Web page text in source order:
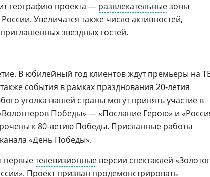
географию проекта — развлекательныезоны
Увеличатся также число активностей,
звездных гостей.
В юбилейный год клиентов ждут премьеры на
события в рамках празднования 20-летия
уголка нашей страны могут принять участие в
Победы» — «Послание Герою» и
к 80-летию Победы. Присланные работы
«День Победы».
первыетелевизионные версии спектаклей
Проект призван продемонстрировать